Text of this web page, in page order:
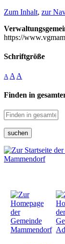
Zum Inhalt, zur
https://
Schriftgröße
A A A
Finden in
suchen